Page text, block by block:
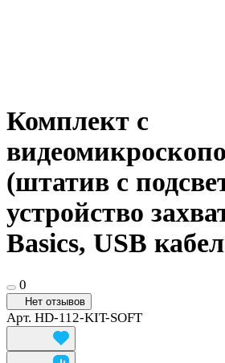
Комплект с
(штатив с
устройство
Basics, USB
0
Нет отзывов
Арт. HD-112-KIT-SOFT